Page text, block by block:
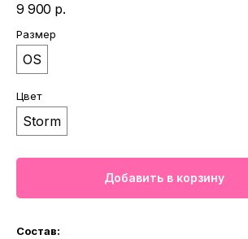
9 900 р.
Размер
OS
Цвет
Storm
Добавить в корзину
Состав: